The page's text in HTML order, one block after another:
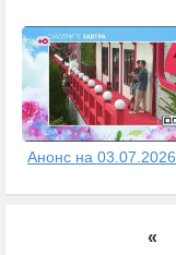
Анонс на 03.07.2026
«